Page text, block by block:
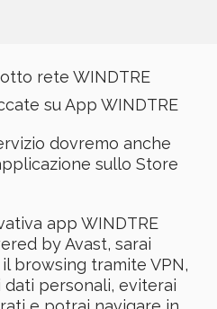
rete WINDTRE
su App WINDTRE
dovremo anche
sullo Store
app WINDTRE
by Avast, sarai
browsing tramite VPN,
personali, eviterai